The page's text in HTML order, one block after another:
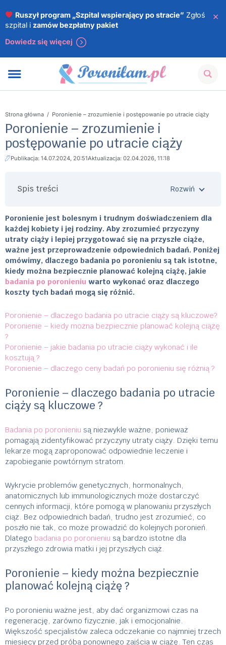
Ruszył program „Szpital wspierający po stracie” Zgłoś
szpital i zamów bezpłatny pakiet
Dowiedz się więcej
×
Strona główna / Poronienie – zrozumienie i postępowanie po utracie ciąży
Poronienie – zrozumienie i
postępowanie po utracie ciąży
Publikacja: 14.07.2024, 20:51Aktualizacja: 02.04.2026, 11:18
Spis treści
Poronienie jest bolesnym i trudnym doświadczeniem dla
każdej kobiety i jej rodziny. Aby zrozumieć przyczyny
utraty ciąży i lepiej przygotować się na przyszłe ciąże,
ważne jest przeprowadzenie odpowiednich badań. Poniżej
omówimy, dlaczego badania po poronieniu są tak istotne,
kiedy można bezpiecznie planować kolejną ciążę, jakie
badania po poronieniu warto wykonać oraz dlaczego
koszty tych badań mogą się różnić.
Poronienie – dlaczego badania po utracie ciąży są kluczowe?
Poronienie – kiedy można bezpiecznie planować kolejną ciążę
?
Poronienie – jakie badania po utracie ciąży wykonać i ile
kosztują ?
Poronienie – dlaczego ceny badań po poronieniu się różnią ?
Poronienie – dlaczego badania po utracie
ciąży są kluczowe ?
Badania po poronieniu są niezwykle ważne, ponieważ
pomagają zidentyfikować przyczyny utraty ciąży. Dzięki temu
lekarze mogą zaproponować odpowiednie leczenie i
zapobieganie powtórnym stratom.
Wykrycie problemów genetycznych, hormonalnych,
anatomicznych lub immunologicznych może dostarczyć
cennych informacji, które pomogą w planowaniu przyszłych
ciąż. Bez odpowiednich badań, trudno jest zrozumieć, co
poszło nie tak, co może prowadzić do kolejnych poronień.
Dlatego badania po poronieniu są bardzo istotne dla
przyszłego zdrowia matki i jej przyszłych ciąż.
Poronienie – kiedy można bezpiecznie
planować kolejną ciążę ?
Po poronieniu ważne jest, aby dać organizmowi czas na
regenerację, zarówno fizycznie, jak i emocjonalnie.
Większość specjalistów zaleca odczekanie co najmniej trzech
miesięcy przed próbą ponownego zajścia w ciążę. Ten czas